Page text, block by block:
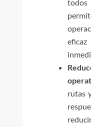
todos
rutas